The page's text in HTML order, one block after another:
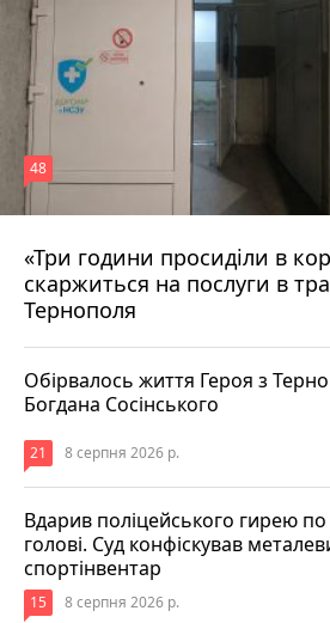
«Три години просиділи в
скаржиться на послуги в
Тернополя
48
8 серпня 2026 р.
Обірвалось життя Героя з
Богдана Сосінського
21 8 серпня 2026 р.
Вдарив поліцейського гирею по
голові. Суд конфіскував
спортінвентар
15 8 серпня 2026 р.